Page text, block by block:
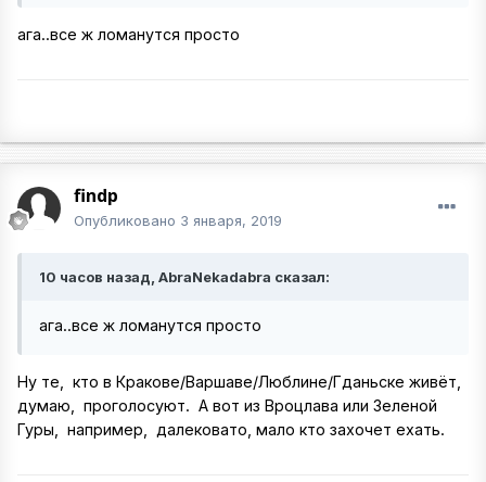
ага..все ж ломанутся просто
findp
Опубликовано 3 января, 2019
10 часов назад, AbraNekadabra сказал:
ага..все ж ломанутся просто
Ну те, кто в Кракове/Варшаве/Люблине/Гданьске живёт,
думаю, проголосуют. А вот из Вроцлава или Зеленой
Гуры, например, далековато, мало кто захочет ехать.